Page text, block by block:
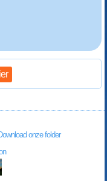
onze folder